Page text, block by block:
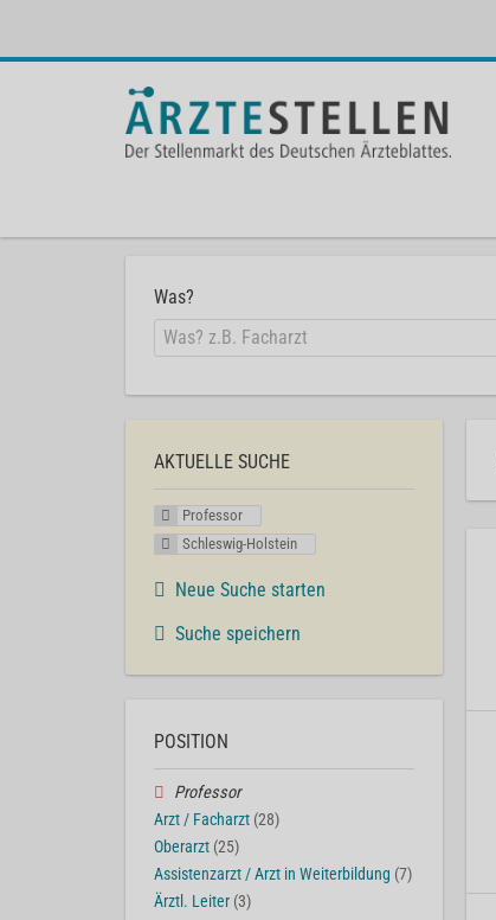
Was?
AKTUELLE SUCHE
Professor
Schleswig-Holstein
Neue Suche starten
Suche speichern
POSITION
Professor
Arzt / Facharzt (28)
Oberarzt (25)
Assistenzarzt / Arzt in Weiterbildung (7)
Ärztl. Leiter (3)